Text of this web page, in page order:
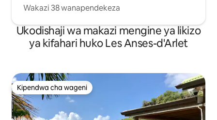
Wakazi 38 wanapendekeza
Ukodishaji wa makazi mengine ya likizo
ya kifahari huko Les Anses-d'Arlet
Kipendwa cha wageni
Kipendwa cha wageni